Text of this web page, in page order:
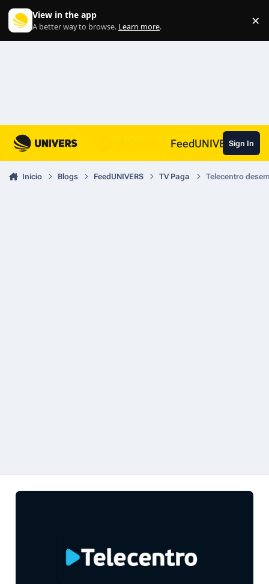
View in the app
A better way to browse. Learn more. ×
FeedUNIVERSSign In
Inicio Blogs FeedUNIVERS TV Paga Telecentro